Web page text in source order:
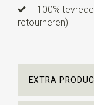
100%
retourneren)
EXTRA